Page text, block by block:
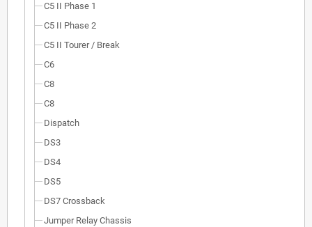
C5 II Phase 1
C5 II Phase 2
C5 II Tourer / Break
C6
C8
C8
Dispatch
DS3
DS4
DS5
DS7 Crossback
Jumper Relay Chassis